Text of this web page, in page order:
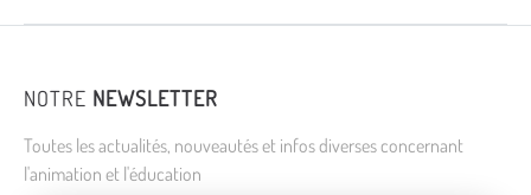
NOTRE NEWSLETTER
Toutes les actualités, nouveautés et infos diverses concernant
l'animation et l'éducation